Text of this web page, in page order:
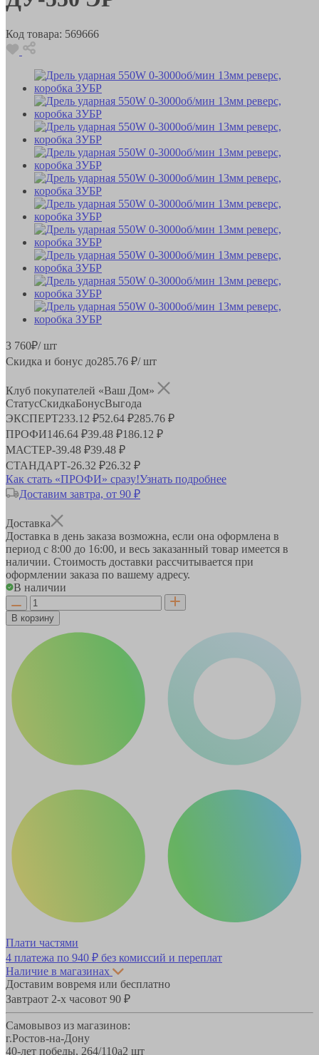
Код товара: 569666
3 760₽/ шт
Скидка и бонус до285.76 ₽/ шт
Клуб покупателей «Ваш Дом»
СтатусСкидкаБонусВыгода
ЭКСПЕРТ233.12 ₽52.64 ₽285.76 ₽
ПРОФИ146.64 ₽39.48 ₽186.12 ₽
МАСТЕР-39.48 ₽39.48 ₽
СТАНДАРТ-26.32 ₽26.32 ₽
Как стать «ПРОФИ» сразу!Узнать подробнее
Доставим завтра, от 90 ₽
Доставка
Доставка в день заказа возможна, если она оформлена в
период с 8:00 до 16:00, и весь заказанный товар имеется в
наличии. Стоимость доставки рассчитывается при
оформлении заказа по вашему адресу.
В наличии
В корзину
Плати частями
4 платежа по 940 ₽ без комиссий и переплат
Наличие в магазинах
Доставим вовремя или бесплатно
Завтраот 2-х часовот 90 ₽
Самовывоз из магазинов:
г.Ростов-на-Дону
40-лет победы, 264/110а2 шт